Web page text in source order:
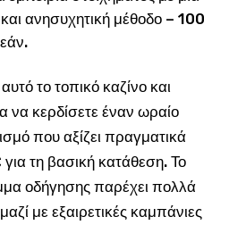
ανησυχητική μέθοδο – 100
το τοπικό καζίνο και
να κερδίσετε έναν ωραίο
που αξίζει πραγματικά
τη βασική κατάθεση. Το
οδήγησης παρέχει πολλά
με εξαιρετικές καμπάνιες